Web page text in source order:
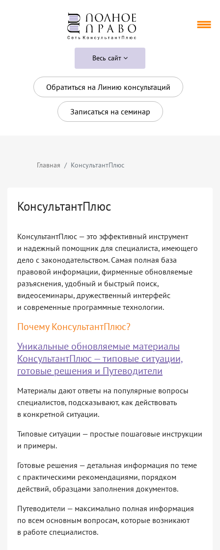
Весь сайт
Обратиться на Линию консультаций
Записаться на семинар
Главная КонсультантПлюс
КонсультантПлюс
КонсультантПлюс — это эффективный инструмент
и надежный помощник для специалиста, имеющего
дело с законодательством. Самая полная база
правовой информации, фирменные обновляемые
разъяснения, удобный и быстрый поиск,
видеосеминары, дружественный интерфейс
и современные программные технологии.
Почему КонсультантПлюс?
Уникальные обновляемые материалы
КонсультантПлюс — типовые ситуации,
готовые решения и Путеводители
Материалы дают ответы на популярные вопросы
специалистов, подсказывают, как действовать
в конкретной ситуации.
Типовые ситуации — простые пошаговые инструкции
и примеры.
Готовые решения — детальная информация по теме
с практическими рекомендациями, порядком
действий, образцами заполнения документов.
Путеводители — максимально полная информация
по всем основным вопросам, которые возникают
в работе специалистов.